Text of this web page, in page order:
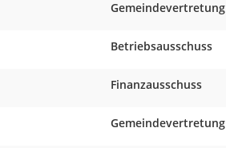
Gemeindevertretung
Betriebsausschuss
Finanzausschuss
Gemeindevertretung